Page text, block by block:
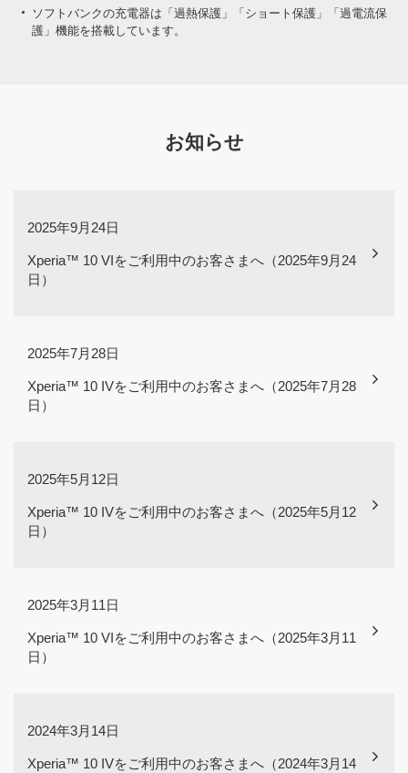
ソフトバンクの充電器は「過熱保護」「ショート保護」「過電流保
護」機能を搭載しています。
お知らせ
2025年9月24日
Xperia™ 10 VIをご利用中のお客さまへ（2025年9月24
日）
2025年7月28日
Xperia™ 10 IVをご利用中のお客さまへ（2025年7月28
日）
2025年5月12日
Xperia™ 10 IVをご利用中のお客さまへ（2025年5月12
日）
2025年3月11日
Xperia™ 10 VIをご利用中のお客さまへ（2025年3月11
日）
2024年3月14日
Xperia™ 10 IVをご利用中のお客さまへ（2024年3月14